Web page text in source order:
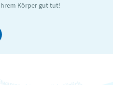
Körper gut tut!